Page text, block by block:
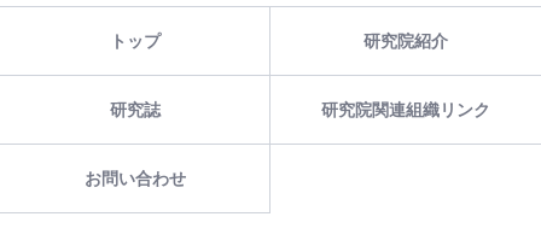
トップ 研究院紹介
研究誌 研究院関連組織リンク
お問い合わせ